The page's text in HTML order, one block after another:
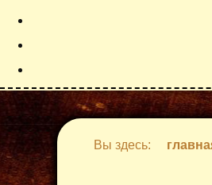
Вы здесь: